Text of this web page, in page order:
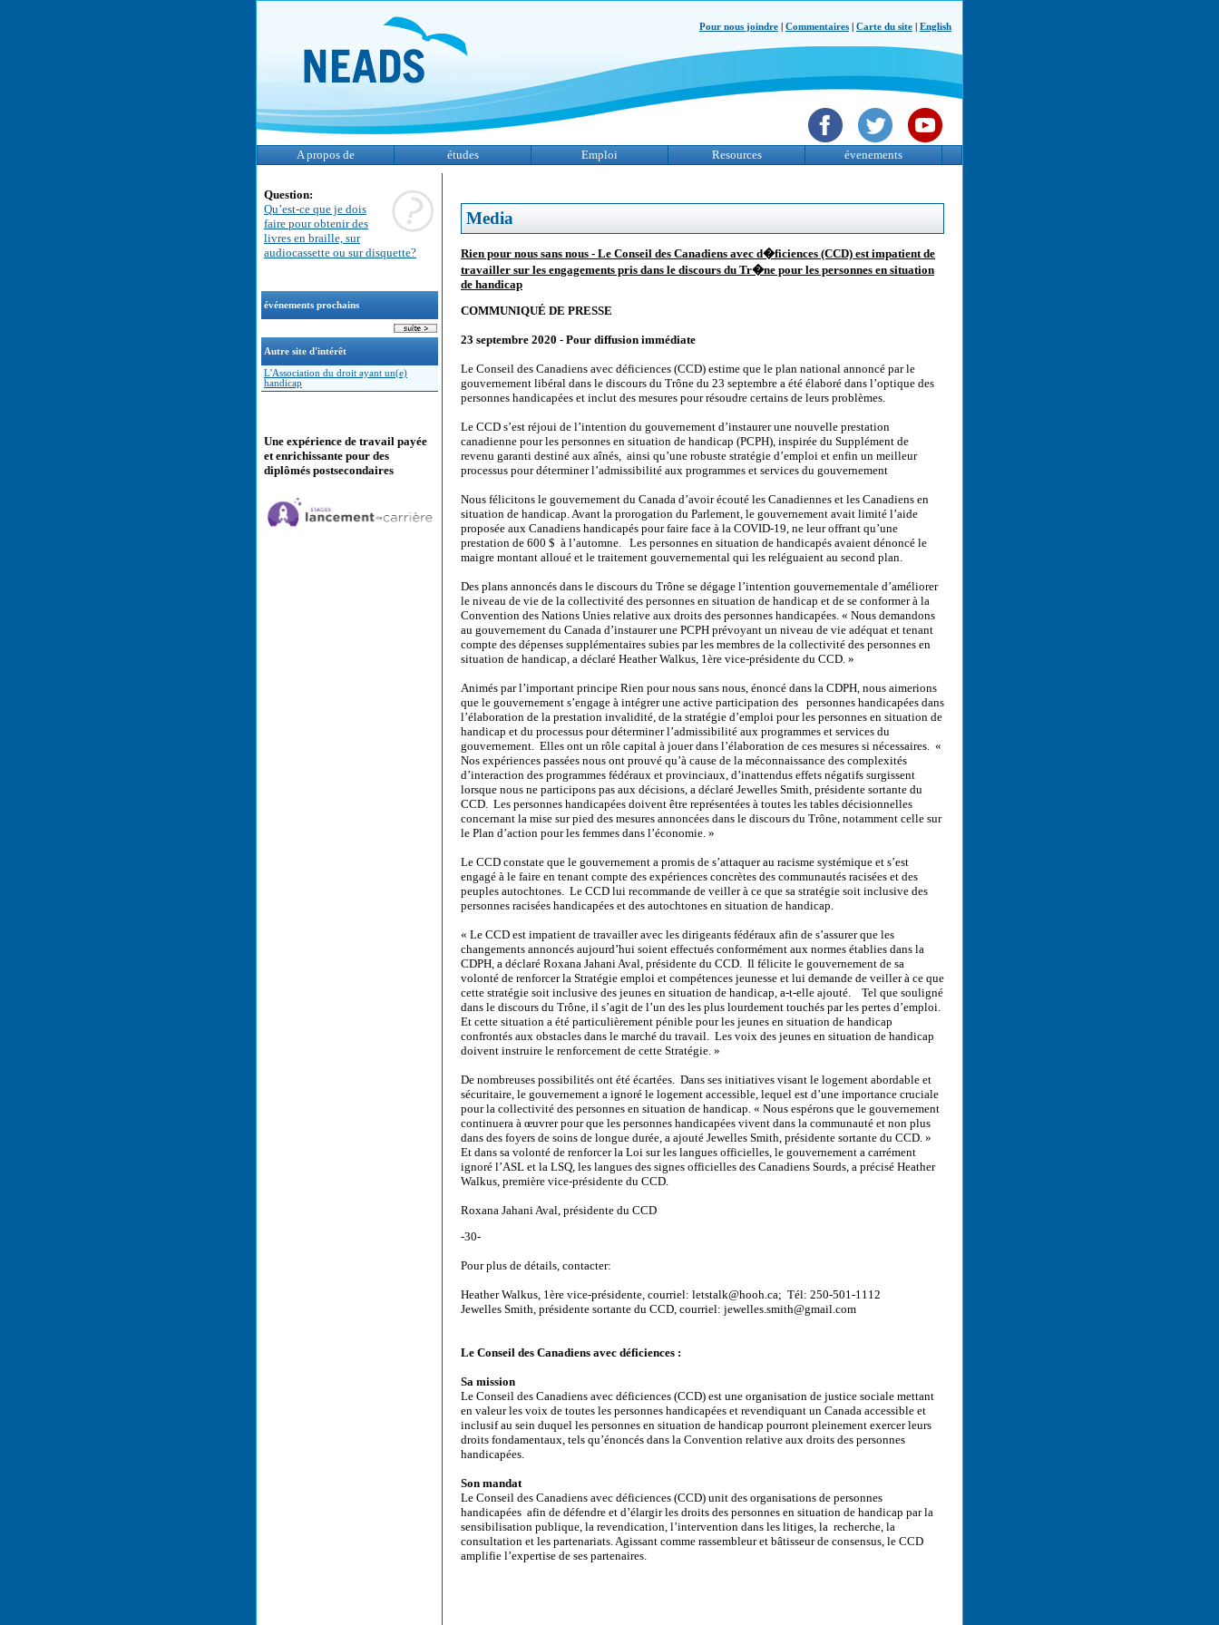
Pour nous joindre Commentaires Carte du site English
A propos de études Emploi Resources évenements
Question:
Qu’est-ce que je dois
faire pour obtenir des
livres en braille, sur
audiocassette ou sur disquette?
événements prochains
Autre site d'intérêt
L'Association du droit ayant un(e)
handicap
Une expérience de travail payée
et enrichissante pour des
diplômés postsecondaires
Media
Rien pour nous sans nous - Le Conseil des Canadiens avec d�ficiences (CCD) est impatient de
travailler sur les engagements pris dans le discours du Tr�ne pour les personnes en situation
de handicap
COMMUNIQUÉ DE PRESSE
23 septembre 2020 - Pour diffusion immédiate
Le Conseil des Canadiens avec déficiences (CCD) estime que le plan national annoncé par le
gouvernement libéral dans le discours du Trône du 23 septembre a été élaboré dans l’optique des
personnes handicapées et inclut des mesures pour résoudre certains de leurs problèmes.
Le CCD s’est réjoui de l’intention du gouvernement d’instaurer une nouvelle prestation
canadienne pour les personnes en situation de handicap (PCPH), inspirée du Supplément de
revenu garanti destiné aux aînés, ainsi qu’une robuste stratégie d’emploi et enfin un meilleur
processus pour déterminer l’admissibilité aux programmes et services du gouvernement
Nous félicitons le gouvernement du Canada d’avoir écouté les Canadiennes et les Canadiens en
situation de handicap. Avant la prorogation du Parlement, le gouvernement avait limité l’aide
proposée aux Canadiens handicapés pour faire face à la COVID-19, ne leur offrant qu’une
prestation de 600 $ à l’automne. Les personnes en situation de handicapés avaient dénoncé le
maigre montant alloué et le traitement gouvernemental qui les reléguaient au second plan.
Des plans annoncés dans le discours du Trône se dégage l’intention gouvernementale d’améliorer
le niveau de vie de la collectivité des personnes en situation de handicap et de se conformer à la
Convention des Nations Unies relative aux droits des personnes handicapées. « Nous demandons
au gouvernement du Canada d’instaurer une PCPH prévoyant un niveau de vie adéquat et tenant
compte des dépenses supplémentaires subies par les membres de la collectivité des personnes en
situation de handicap, a déclaré Heather Walkus, 1ère vice-présidente du CCD. »
Animés par l’important principe Rien pour nous sans nous, énoncé dans la CDPH, nous aimerions
que le gouvernement s’engage à intégrer une active participation des personnes handicapées dans
l’élaboration de la prestation invalidité, de la stratégie d’emploi pour les personnes en situation de
handicap et du processus pour déterminer l’admissibilité aux programmes et services du
gouvernement. Elles ont un rôle capital à jouer dans l’élaboration de ces mesures si nécessaires. «
Nos expériences passées nous ont prouvé qu’à cause de la méconnaissance des complexités
d’interaction des programmes fédéraux et provinciaux, d’inattendus effets négatifs surgissent
lorsque nous ne participons pas aux décisions, a déclaré Jewelles Smith, présidente sortante du
CCD. Les personnes handicapées doivent être représentées à toutes les tables décisionnelles
concernant la mise sur pied des mesures annoncées dans le discours du Trône, notamment celle sur
le Plan d’action pour les femmes dans l’économie. »
Le CCD constate que le gouvernement a promis de s’attaquer au racisme systémique et s’est
engagé à le faire en tenant compte des expériences concrètes des communautés racisées et des
peuples autochtones. Le CCD lui recommande de veiller à ce que sa stratégie soit inclusive des
personnes racisées handicapées et des autochtones en situation de handicap.
« Le CCD est impatient de travailler avec les dirigeants fédéraux afin de s’assurer que les
changements annoncés aujourd’hui soient effectués conformément aux normes établies dans la
CDPH, a déclaré Roxana Jahani Aval, présidente du CCD. Il félicite le gouvernement de sa
volonté de renforcer la Stratégie emploi et compétences jeunesse et lui demande de veiller à ce que
cette stratégie soit inclusive des jeunes en situation de handicap, a-t-elle ajouté. Tel que souligné
dans le discours du Trône, il s’agit de l’un des les plus lourdement touchés par les pertes d’emploi.
Et cette situation a été particulièrement pénible pour les jeunes en situation de handicap
confrontés aux obstacles dans le marché du travail. Les voix des jeunes en situation de handicap
doivent instruire le renforcement de cette Stratégie. »
De nombreuses possibilités ont été écartées. Dans ses initiatives visant le logement abordable et
sécuritaire, le gouvernement a ignoré le logement accessible, lequel est d’une importance cruciale
pour la collectivité des personnes en situation de handicap. « Nous espérons que le gouvernement
continuera à œuvrer pour que les personnes handicapées vivent dans la communauté et non plus
dans des foyers de soins de longue durée, a ajouté Jewelles Smith, présidente sortante du CCD. »
Et dans sa volonté de renforcer la Loi sur les langues officielles, le gouvernement a carrément
ignoré l’ASL et la LSQ, les langues des signes officielles des Canadiens Sourds, a précisé Heather
Walkus, première vice-présidente du CCD.
Roxana Jahani Aval, présidente du CCD
-30-
Pour plus de détails, contacter:
Heather Walkus, 1ère vice-présidente, courriel: letstalk@hooh.ca; Tél: 250-501-1112
Jewelles Smith, présidente sortante du CCD, courriel: jewelles.smith@gmail.com
Le Conseil des Canadiens avec déficiences :
Sa mission
Le Conseil des Canadiens avec déficiences (CCD) est une organisation de justice sociale mettant
en valeur les voix de toutes les personnes handicapées et revendiquant un Canada accessible et
inclusif au sein duquel les personnes en situation de handicap pourront pleinement exercer leurs
droits fondamentaux, tels qu’énoncés dans la Convention relative aux droits des personnes
handicapées.
Son mandat
Le Conseil des Canadiens avec déficiences (CCD) unit des organisations de personnes
handicapées afin de défendre et d’élargir les droits des personnes en situation de handicap par la
sensibilisation publique, la revendication, l’intervention dans les litiges, la recherche, la
consultation et les partenariats. Agissant comme rassembleur et bâtisseur de consensus, le CCD
amplifie l’expertise de ses partenaires.